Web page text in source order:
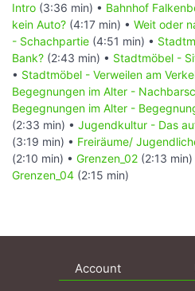
Intro (3:36 min) • Bahnhof
kein Auto? (4:17 min) • Weit oder
- Schachpartie (4:51 min) •
Bank? (2:43 min) • Stadtmöbel -
• Stadtmöbel - Verweilen am
Begegnungen im Alter -
Begegnungen im Alter -
(2:33 min) • Jugendkultur - Das
(3:19 min) • Freiräume/
(2:10 min) • Grenzen_02 (2:13 min)
Grenzen_04 (2:15 min)
Account